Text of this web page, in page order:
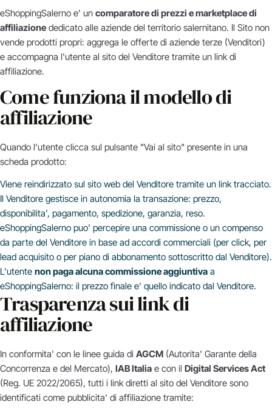
eShoppingSalerno e' un comparatore di prezzi e marketplace di
affiliazione dedicato alle aziende del territorio salernitano. Il Sito non
vende prodotti propri: aggrega le offerte di aziende terze (Venditori)
e accompagna l'utente al sito del Venditore tramite un link di
affiliazione.
Come funziona il modello di
affiliazione
Quando l'utente clicca sul pulsante "Vai al sito" presente in una
scheda prodotto:
Viene reindirizzato sul sito web del Venditore tramite un link tracciato.
Il Venditore gestisce in autonomia la transazione: prezzo,
disponibilita', pagamento, spedizione, garanzia, reso.
eShoppingSalerno puo' percepire una commissione o un compenso
da parte del Venditore in base ad accordi commerciali (per click, per
lead acquisito o per piano di abbonamento sottoscritto dal Venditore).
L'utente non paga alcuna commissione aggiuntiva a
eShoppingSalerno: il prezzo finale e' quello indicato dal Venditore.
Trasparenza sui link di
affiliazione
In conformita' con le linee guida di AGCM (Autorita' Garante della
Concorrenza e del Mercato), IAB Italia e con il Digital Services Act
(Reg. UE 2022/2065), tutti i link diretti al sito del Venditore sono
identificati come pubblicita' di affiliazione tramite: